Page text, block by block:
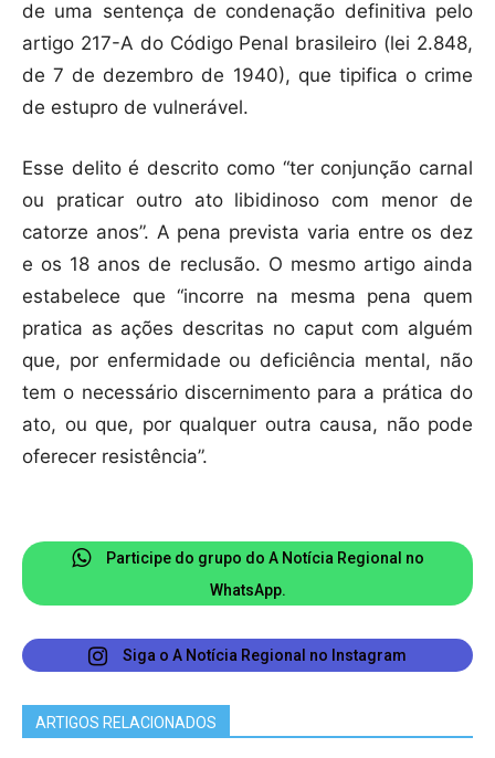
de uma sentença de condenação definitiva pelo
artigo 217-A do Código Penal brasileiro (lei 2.848,
de 7 de dezembro de 1940), que tipifica o crime
de estupro de vulnerável.
Esse delito é descrito como “ter conjunção carnal
ou praticar outro ato libidinoso com menor de
catorze anos”. A pena prevista varia entre os dez
e os 18 anos de reclusão. O mesmo artigo ainda
estabelece que “incorre na mesma pena quem
pratica as ações descritas no caput com alguém
que, por enfermidade ou deficiência mental, não
tem o necessário discernimento para a prática do
ato, ou que, por qualquer outra causa, não pode
oferecer resistência”.
Participe do grupo do A Notícia Regional no
WhatsApp.
Siga o A Notícia Regional no Instagram
ARTIGOS RELACIONADOS